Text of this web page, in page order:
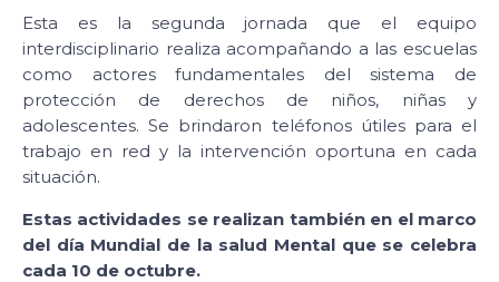
Esta es la segunda jornada que el equipo
interdisciplinario realiza acompañando a las escuelas
como actores fundamentales del sistema de
protección de derechos de niños, niñas y
adolescentes. Se brindaron teléfonos útiles para el
trabajo en red y la intervención oportuna en cada
situación.
Estas actividades se realizan también en el marco
del día Mundial de la salud Mental que se celebra
cada 10 de octubre.